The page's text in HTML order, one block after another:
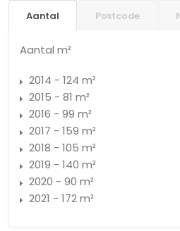
Aantal Postcode
Aantal m²
2014 - 124 m²
2015 - 81 m²
2016 - 99 m²
2017 - 159 m²
2018 - 105 m²
2019 - 140 m²
2020 - 90 m²
2021 - 172 m²